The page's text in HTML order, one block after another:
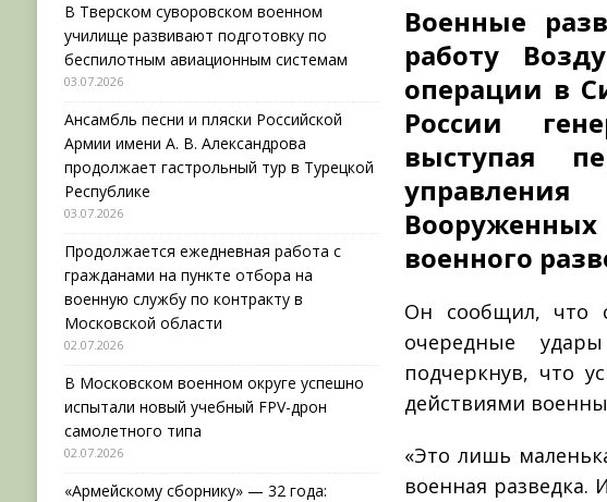
Военные
работу
операции в
России
выступая
военного
Он сообщил, что
очередные
подчеркнув, что
действиями
«Это лишь
военная
В Тверском суворовском военном
училище развивают подготовку по
беспилотным авиационным системам
03.07.2026
Ансамбль песни и пляски Российской
Армии имени А. В. Александрова
продолжает гастрольный тур в Турецкой
Республике
03.07.2026
Продолжается ежедневная работа с
гражданами на пункте отбора на
военную службу по контракту в
Московской области
02.07.2026
В Московском военном округе успешно
испытали новый учебный FPV-дрон
самолетного типа
02.07.2026
«Армейскому сборнику» — 32 года: